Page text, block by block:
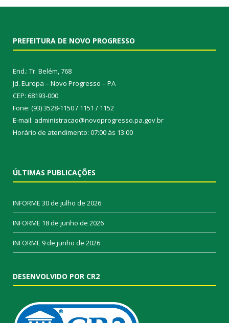
PREFEITURA DE NOVO PROGRESSO
End.: Tr. Belém, 768
Jd. Europa – Novo Progresso – PA
CEP: 68193-000
Fone: (93) 3528-1150 / 1151 / 1152
E-mail: administracao@novoprogresso.pa.gov.br
Horário de atendimento: 07:00 às 13:00
ÚLTIMAS PUBLICAÇÕES
INFORME 30 de julho de 2026
INFORME 18 de junho de 2026
INFORME 9 de junho de 2026
DESENVOLVIDO POR CR2